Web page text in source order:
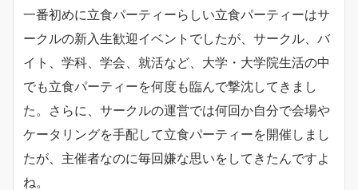
一番初めに立食パーティーらしい立食パーティーはサ
ークルの新入生歓迎イベントでしたが、サークル、バ
イト、学科、学会、就活など、大学・大学院生活の中
でも立食パーティーを何度も臨んで撃沈してきまし
た。さらに、サークルの運営では何回か自分で会場や
ケータリングを手配して立食パーティーを開催しまし
たが、主催者なのに毎回嫌な思いをしてきたんですよ
ね。